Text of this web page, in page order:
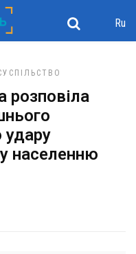
Ru
розповіла
удару
населенню